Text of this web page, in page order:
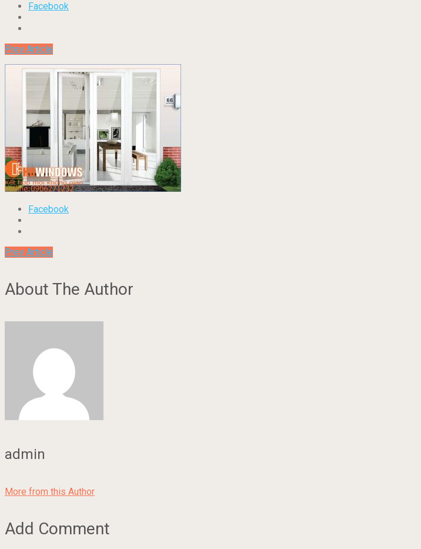
Facebook
Prev Article
Facebook
Prev Article
About The Author
admin
More from this Author
Add Comment